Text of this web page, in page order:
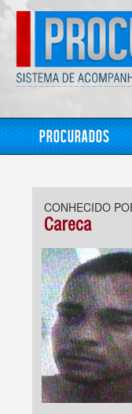
Procurados
CONHECIDO
Careca